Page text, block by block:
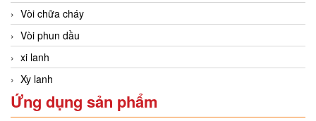
Vòi chữa cháy
Vòi phun dầu
xi lanh
Xy lanh
Ứng dụng sản phẩm